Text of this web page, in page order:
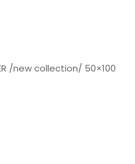
/new collection/ 50×100